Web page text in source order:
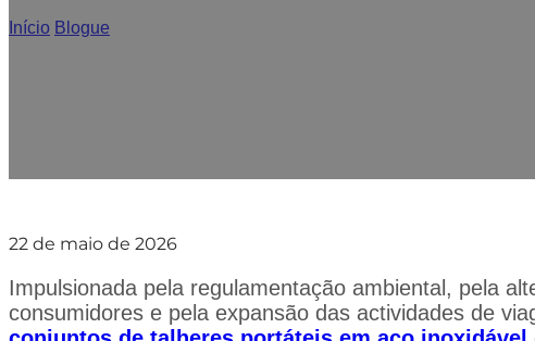
Início Blogue
22 de maio de 2026
Impulsionada pela regulamentação ambiental, pela
consumidores e pela expansão das actividades de